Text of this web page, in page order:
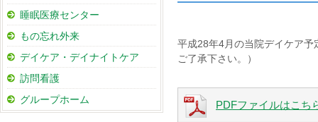
平成28年4月の当院デイケア
ご了承下さい。）
PDFファイルはこち
睡眠医療センター
もの忘れ外来
デイケア・デイナイトケア
訪問看護
グループホーム